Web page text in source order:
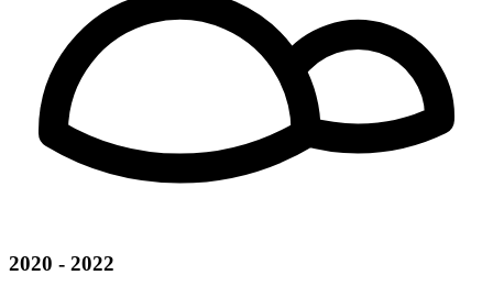
2020 - 2022